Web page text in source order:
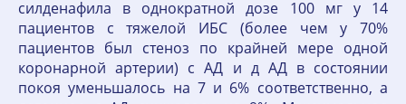
силденафила в однократной дозе 100 мг у 14
пациентов с тяжелой ИБС (более чем у 70%
пациентов был стеноз по крайней мере одной
коронарной артерии) с АД и д АД в состоянии
покоя уменьшалось на 7 и 6% соответственно, а